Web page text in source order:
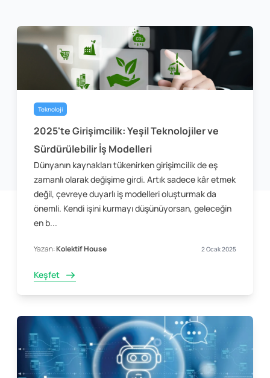
Teknoloji
2025'te Girişimcilik: Yeşil Teknolojiler ve
Sürdürülebilir İş Modelleri
Dünyanın kaynakları tükenirken girişimcilik de eş
zamanlı olarak değişime girdi. Artık sadece kâr etmek
değil, çevreye duyarlı iş modelleri oluşturmak da
önemli. Kendi işini kurmayı düşünüyorsan, geleceğin
en b...
Yazan:Kolektif House 2 Ocak 2025
Keşfet